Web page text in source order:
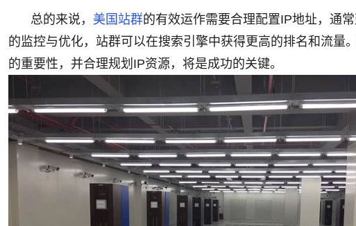
总的来说， 美国站群的有效运作需要合理配置IP地址，通
的监控与优化，站群可以在搜索引擎中获得更高的排名和流
的重要性，并合理规划IP资源，将是成功的关键。